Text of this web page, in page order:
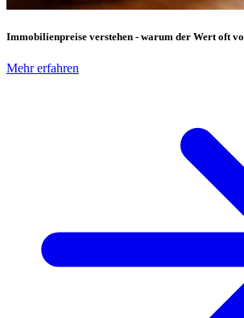
Immobilienpreise verstehen - warum der Wert oft vo
Mehr erfahren